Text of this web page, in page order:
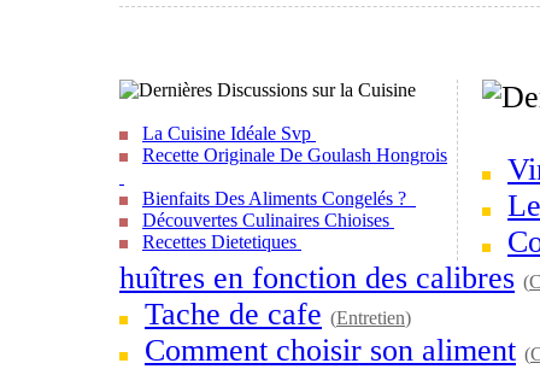
La Cuisine Idéale Svp
Recette Originale De Goulash Hongrois
Bienfaits Des Aliments Congelés ?
Découvertes Culinaires Chioises
Recettes Dietetiques
huîtres en fonction des calibres (
Tache de cafe (Entretien)
Comment choisir son aliment (